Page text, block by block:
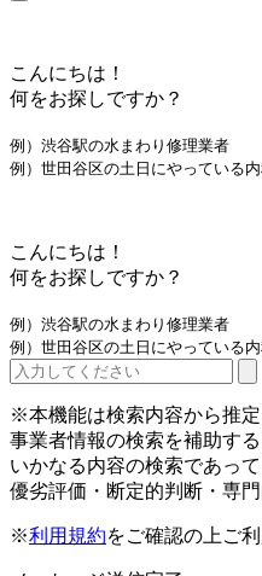
こんにちは！
何をお探しですか？
例）渋谷駅の水まわり修理業者
例）世田谷区の土日にやっている
こんにちは！
何をお探しですか？
例）渋谷駅の水まわり修理業者
例）世田谷区の土日にやっている
※本機能は検索内容から推定
事業者情報の検索を補助する
いかなる内容の検索であっ
優劣評価・断定的判断・専
※利用規約をご確認の上ご